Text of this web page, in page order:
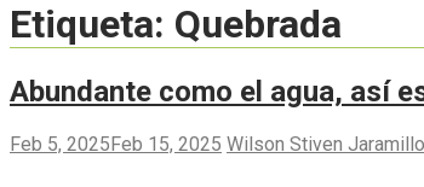
Etiqueta: Quebrada
Abundante como el agua, así
Feb 5, 2025Feb 15, 2025 Wilson Stiven